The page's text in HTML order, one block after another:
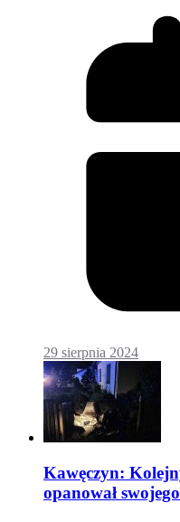
29 sierpnia 2024
Kawęczyn:
opanował